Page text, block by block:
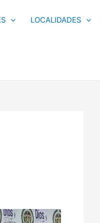
LOCALIDADES